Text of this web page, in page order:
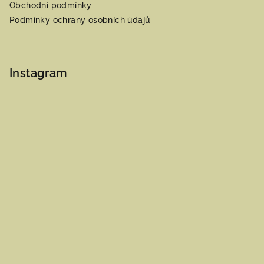
Obchodní podmínky
Podmínky ochrany osobních údajů
Instagram